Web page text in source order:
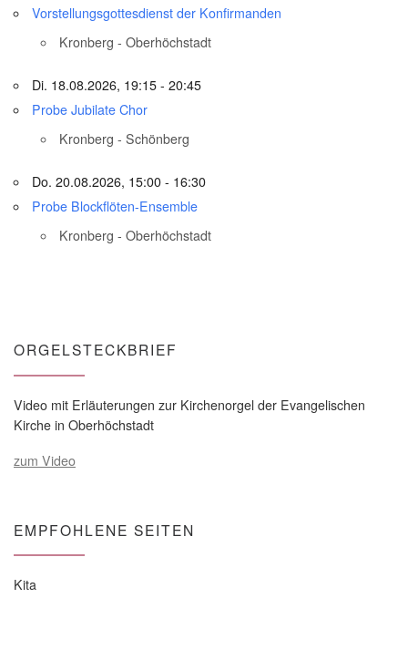
Vorstellungsgottesdienst der Konfirmanden
Kronberg - Oberhöchstadt
Di. 18.08.2026, 19:15 - 20:45
Probe Jubilate Chor
Kronberg - Schönberg
Do. 20.08.2026, 15:00 - 16:30
Probe Blockflöten-Ensemble
Kronberg - Oberhöchstadt
ORGELSTECKBRIEF
Video mit Erläuterungen zur Kirchenorgel der Evangelischen
Kirche in Oberhöchstadt
zum Video
EMPFOHLENE SEITEN
Kita